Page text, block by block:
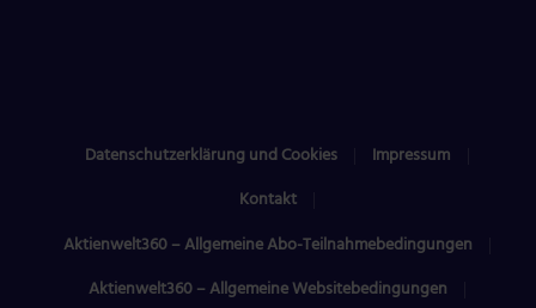
Datenschutzerklärung und Cookies
Impressum
Kontakt
Aktienwelt360 – Allgemeine Abo-Teilnahmebedingungen
Aktienwelt360 – Allgemeine Websitebedingungen